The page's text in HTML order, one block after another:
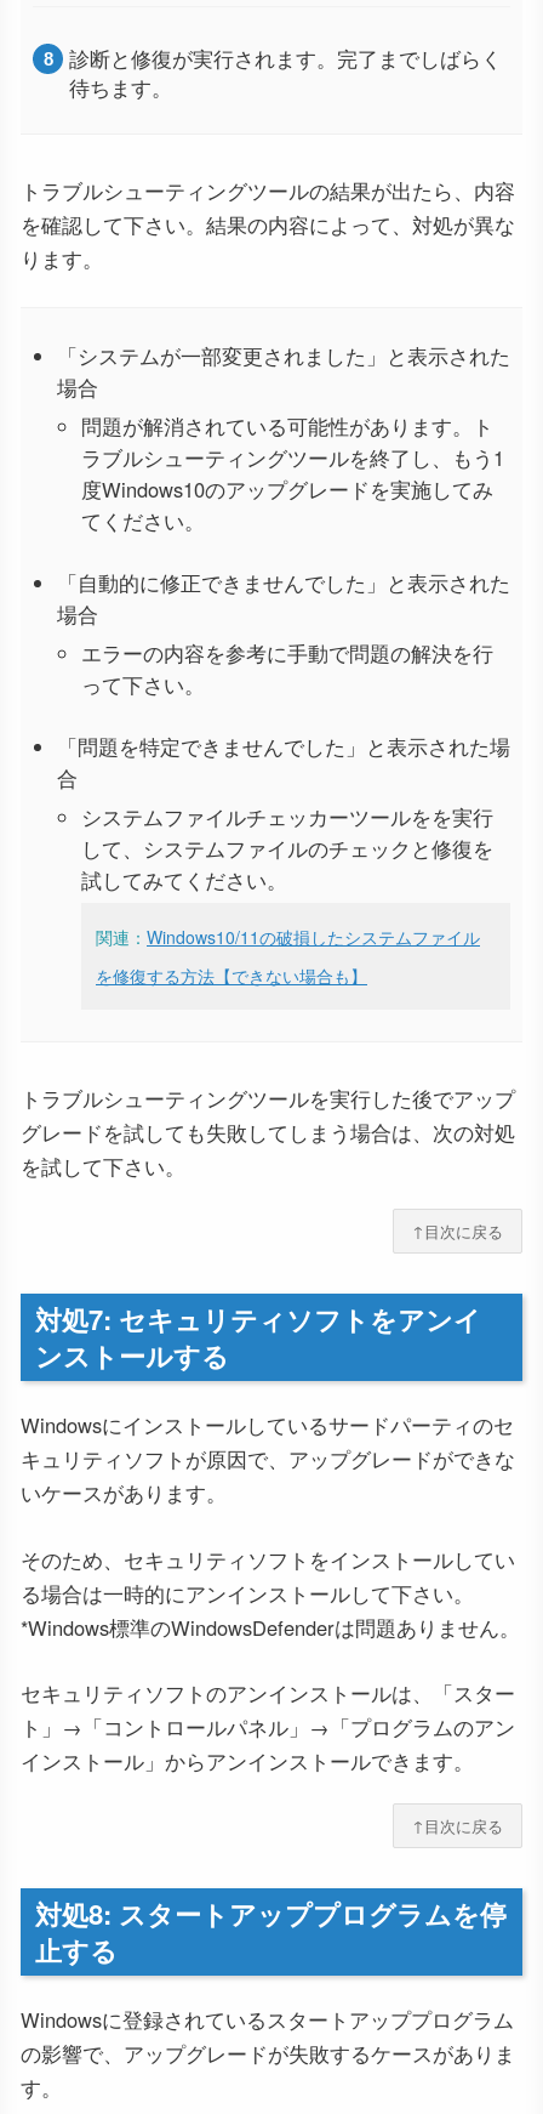
診断と修復が実行されます。完了までしばらく
待ちます。
トラブルシューティングツールの結果が出たら、内容
を確認して下さい。結果の内容によって、対処が異な
ります。
「システムが一部変更されました」と表示された
場合
問題が解消されている可能性があります。ト
ラブルシューティングツールを終了し、もう1
度Windows10のアップグレードを実施してみ
てください。
「自動的に修正できませんでした」と表示された
場合
エラーの内容を参考に手動で問題の解決を行
って下さい。
「問題を特定できませんでした」と表示された場
合
システムファイルチェッカーツールをを実行
して、システムファイルのチェックと修復を
試してみてください。
関連： Windows10/11の破損したシステムファイル
を修復する方法【できない場合も】
トラブルシューティングツールを実行した後でアップ
グレードを試しても失敗してしまう場合は、次の対処
を試して下さい。
↑目次に戻る
対処7: セキュリティソフトをアンイ
ンストールする
Windowsにインストールしているサードパーティのセ
キュリティソフトが原因で、アップグレードができな
いケースがあります。
そのため、セキュリティソフトをインストールしてい
る場合は一時的にアンインストールして下さい。
*Windows標準のWindowsDefenderは問題ありません。
セキュリティソフトのアンインストールは、「スター
ト」→「コントロールパネル」→「プログラムのアン
インストール」からアンインストールできます。
↑目次に戻る
対処8: スタートアッププログラムを停
止する
Windowsに登録されているスタートアッププログラム
の影響で、アップグレードが失敗するケースがありま
す。